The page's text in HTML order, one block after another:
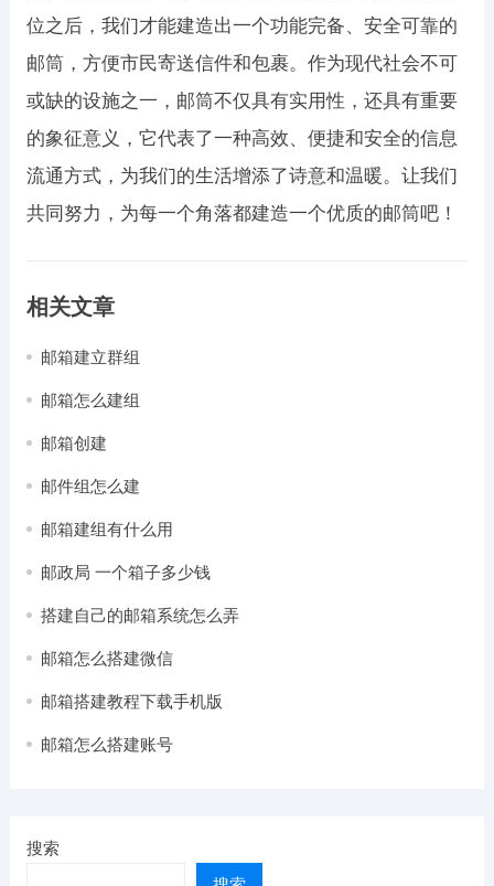
位之后，我们才能建造出一个功能完备、安全可靠的
邮筒，方便市民寄送信件和包裹。作为现代社会不可
或缺的设施之一，邮筒不仅具有实用性，还具有重要
的象征意义，它代表了一种高效、便捷和安全的信息
流通方式，为我们的生活增添了诗意和温暖。让我们
共同努力，为每一个角落都建造一个优质的邮筒吧！
相关文章
邮箱建立群组
邮箱怎么建组
邮箱创建
邮件组怎么建
邮箱建组有什么用
邮政局 一个箱子多少钱
搭建自己的邮箱系统怎么弄
邮箱怎么搭建微信
邮箱搭建教程下载手机版
邮箱怎么搭建账号
搜索